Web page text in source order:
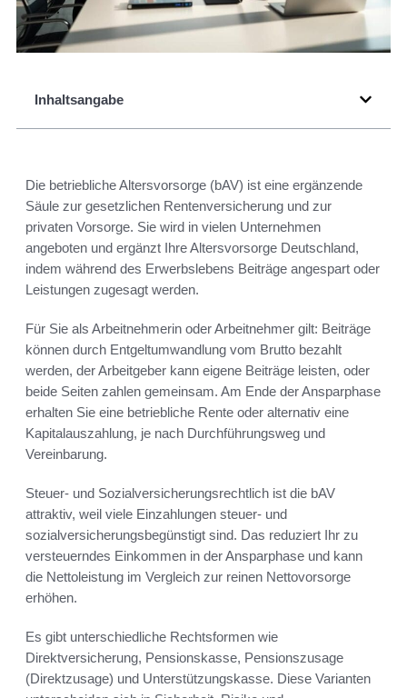
Inhaltsangabe
Die betriebliche Altersvorsorge (bAV) ist eine ergänzende
Säule zur gesetzlichen Rentenversicherung und zur
privaten Vorsorge. Sie wird in vielen Unternehmen
angeboten und ergänzt Ihre Altersvorsorge Deutschland,
indem während des Erwerbslebens Beiträge angespart oder
Leistungen zugesagt werden.
Für Sie als Arbeitnehmerin oder Arbeitnehmer gilt: Beiträge
können durch Entgeltumwandlung vom Brutto bezahlt
werden, der Arbeitgeber kann eigene Beiträge leisten, oder
beide Seiten zahlen gemeinsam. Am Ende der Ansparphase
erhalten Sie eine betriebliche Rente oder alternativ eine
Kapitalauszahlung, je nach Durchführungsweg und
Vereinbarung.
Steuer- und Sozialversicherungsrechtlich ist die bAV
attraktiv, weil viele Einzahlungen steuer- und
sozialversicherungsbegünstigt sind. Das reduziert Ihr zu
versteuerndes Einkommen in der Ansparphase und kann
die Nettoleistung im Vergleich zur reinen Nettovorsorge
erhöhen.
Es gibt unterschiedliche Rechtsformen wie
Direktversicherung, Pensionskasse, Pensionszusage
(Direktzusage) und Unterstützungskasse. Diese Varianten